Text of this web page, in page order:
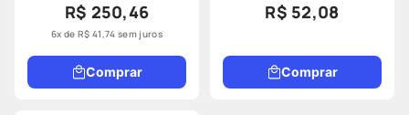
R$ 250,46
6x deR$ 41,74 sem juros
Comprar
R$ 52,08
Comprar